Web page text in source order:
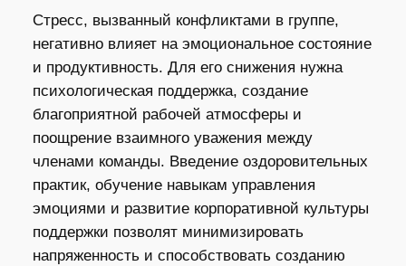
Стресс, вызванный конфликтами в группе,
негативно влияет на эмоциональное состояние
и продуктивность. Для его снижения нужна
психологическая поддержка, создание
благоприятной рабочей атмосферы и
поощрение взаимного уважения между
членами команды. Введение оздоровительных
практик, обучение навыкам управления
эмоциями и развитие корпоративной культуры
поддержки позволят минимизировать
напряженность и способствовать созданию